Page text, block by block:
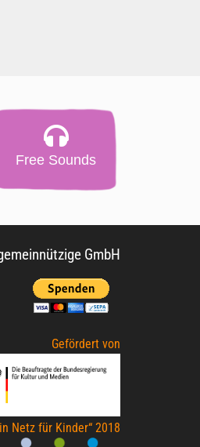
Free Sounds
GmbH
Gefördert von
Netz für Kinder“ 2018